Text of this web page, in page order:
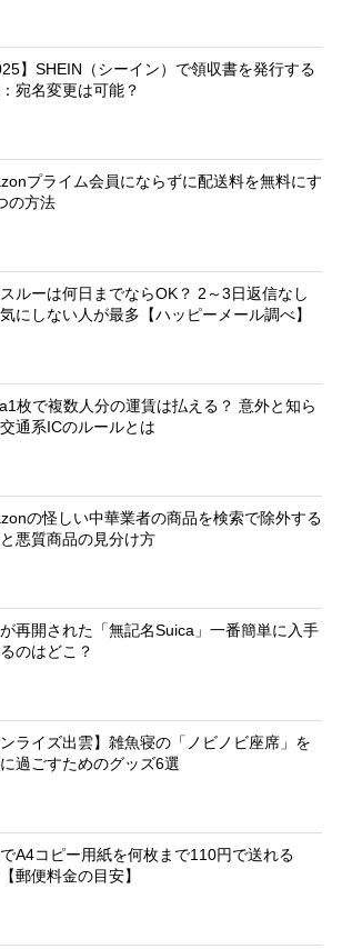
】SHEIN（シーイン）で領収書を発行する
宛名変更は可能？
プライム会員にならずに配送料を無料にす
の方法
ルーは何日までならOK？ 2～3日返信なし
にしない人が最多【ハッピーメール調べ】
枚で複数人分の運賃は払える？ 意外と知ら
通系ICのルールとは
の怪しい中華業者の商品を検索で除外する
悪質商品の見分け方
再開された「無記名Suica」一番簡単に入手
のはどこ？
ンライズ出雲】雑魚寝の「ノビノビ座席」を
過ごすためのグッズ6選
A4コピー用紙を何枚まで110円で送れる
郵便料金の目安】